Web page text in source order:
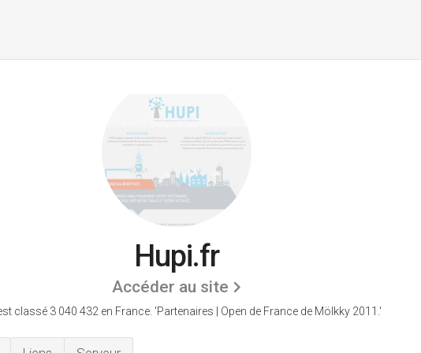
Hupi.fr
Accéder au site
classé 3 040 432 en France. 'Partenaires | Open de France de Mölkky 2011.'